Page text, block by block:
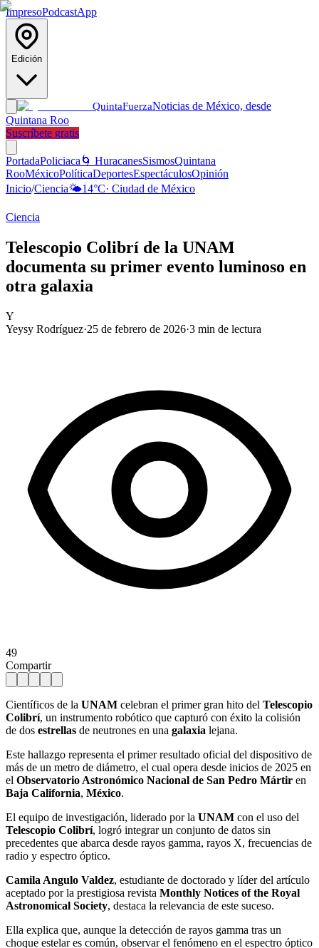
ImpresoPodcastApp
Edición
QuintaFuerzaNoticias de México, desde
Quintana Roo
Suscríbete gratis
PortadaPoliciaca 🌀 HuracanesSismosQuintana
RooMéxicoPolíticaDeportesEspectáculosOpinión
Inicio/Ciencia🌤️14°C· Ciudad de México
Ciencia
Telescopio Colibrí de la UNAM
documenta su primer evento luminoso en
otra galaxia
Y
Yeysy Rodríguez·25 de febrero de 2026·3 min de lectura
49
Compartir
Científicos de la UNAM celebran el primer gran hito del Telescopio
Colibrí, un instrumento robótico que capturó con éxito la colisión
de dos estrellas de neutrones en una galaxia lejana.
Este hallazgo representa el primer resultado oficial del dispositivo de
más de un metro de diámetro, el cual opera desde inicios de 2025 en
el Observatorio Astronómico Nacional de San Pedro Mártir en
Baja California, México.
El equipo de investigación, liderado por la UNAM con el uso del
Telescopio Colibrí, logró integrar un conjunto de datos sin
precedentes que abarca desde rayos gamma, rayos X, frecuencias de
radio y espectro óptico.
Camila Angulo Valdez, estudiante de doctorado y líder del artículo
aceptado por la prestigiosa revista Monthly Notices of the Royal
Astronomical Society, destaca la relevancia de este suceso.
Ella explica que, aunque la detección de rayos gamma tras un
choque estelar es común, observar el fenómeno en el espectro óptico